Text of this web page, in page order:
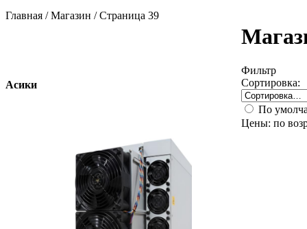
Главная /Магазин / Страница 39
Асики
Фильтр
Сортировка:
По
Цены: по